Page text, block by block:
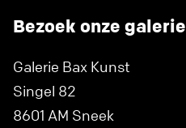
Bezoek onze galerie
Galerie Bax Kunst
Singel 82
8601 AM Sneek